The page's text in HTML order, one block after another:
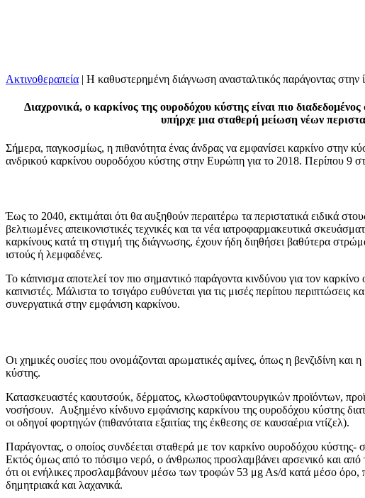
Ακτινοθεραπεία | Η καθυστερημένη διάγνωση ανασταλτικός παράγοντας στην
Διαχρονικά, ο καρκίνος της ουροδόχου κύστης είναι πιο
υπήρχε μια σταθερή μείωση νέων
Σήμερα, παγκοσμίως, η πιθανότητα ένας άνδρας να εμφανίσει καρκίνο στην
ανδρικού καρκίνου ουροδόχου κύστης στην Ευρώπη για το 2018. Περίπου 9
Έως το 2040, εκτιμάται ότι θα αυξηθούν περαιτέρω τα περιστατικά ειδικά
βελτιωμένες απεικονιστικές τεχνικές και τα νέα ιατροφαρμακευτικά
καρκίνους κατά τη στιγμή της διάγνωσης, έχουν ήδη διηθήσει βαθύτερα
ιστούς ή λεμφαδένες.
Το κάπνισμα αποτελεί τον πιο σημαντικό παράγοντα κινδύνου για τον
καπνιστές. Μάλιστα το τσιγάρο ευθύνεται για τις μισές περίπου
συνεργατικά στην εμφάνιση καρκίνου.
Οι χημικές ουσίες που ονομάζονται αρωματικές αμίνες, όπως η βενζιδίνη
κύστης.
Κατασκευαστές καουτσούκ, δέρματος, κλωστοϋφαντουργικών προϊόντων,
νοσήσουν. Αυξημένο κίνδυνο εμφάνισης καρκίνου της ουροδόχου κύστης
οι οδηγοί φορτηγών (πιθανότατα εξαιτίας της έκθεσης σε καυσαέρια ντίζελ).
Παράγοντας, ο οποίος συνδέεται σταθερά με τον καρκίνο ουροδόχου
Εκτός όμως από το πόσιμο νερό, ο άνθρωπος προσλαμβάνει αρσενικό και
ότι οι ενήλικες προσλαμβάνουν μέσω των τροφών 53 μg As/d κατά μέσο όρο,
δημητριακά και λαχανικά.